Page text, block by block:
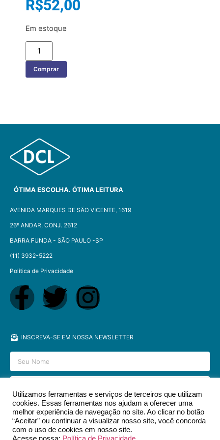
R$52,00
Em estoque
Comprar
ÓTIMA ESCOLHA. ÓTIMA LEITURA
AVENIDA MARQUES DE SÃO VICENTE, 1619
26º ANDAR, CONJ. 2612
BARRA FUNDA - SÃO PAULO -SP​
(11) 3932-5222
Política de Privacidade
INSCREVA-SE EM NOSSA NEWSLETTER
ENVIAR
Utilizamos ferramentas e serviços de terceiros que utilizam
cookies. Essas ferramentas nos ajudam a oferecer uma
melhor experiência de navegação no site. Ao clicar no botão
“Aceitar” ou continuar a visualizar nosso site, você concorda
com o uso de cookies em nosso site.